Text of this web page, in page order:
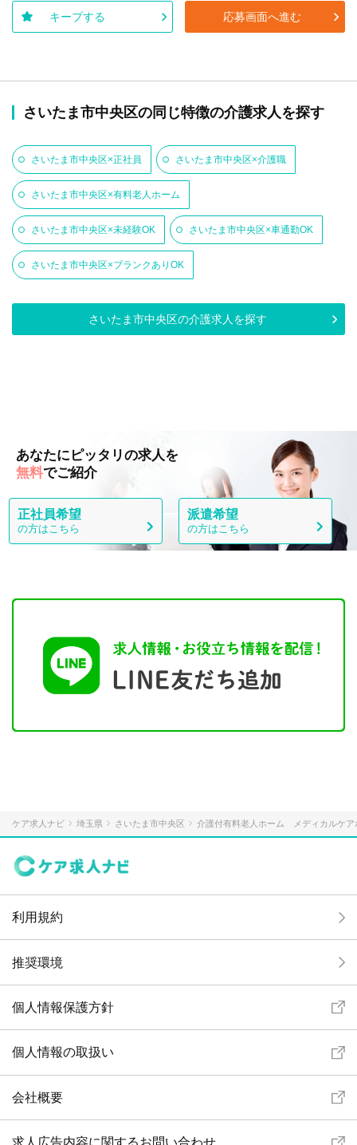
キープする 応募画面へ進む
さいたま市中央区の同じ特徴の介護求人を探す
さいたま市中央区×正社員 さいたま市中央区×介護職
さいたま市中央区×有料老人ホーム
さいたま市中央区×未経験OK さいたま市中央区×車通勤OK
さいたま市中央区×ブランクありOK
さいたま市中央区の介護求人を探す
あなたにピッタリの求人を
無料でご紹介
正社員希望
の方はこちら
派遣希望
の方はこちら
ケア求人ナビ 埼玉県 さいたま市中央区 介護付有料老人ホーム メディカルケア
利用規約
推奨環境
個人情報保護方針
個人情報の取扱い
会社概要